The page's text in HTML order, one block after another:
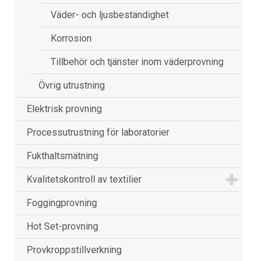
Väder- och ljusbeständighet
Korrosion
Tillbehör och tjänster inom väderprovning
Övrig utrustning
Elektrisk provning
Processutrustning för laboratorier
Fukthaltsmätning
Kvalitetskontroll av textilier
Foggingprovning
Hot Set-provning
Provkroppstillverkning